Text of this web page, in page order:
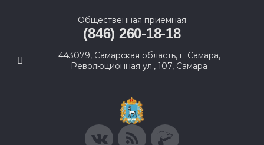
Общественная приемная
(846) 260-18-18
443079, Самарская область, г. Самара,
Революционная ул., 107, Самара